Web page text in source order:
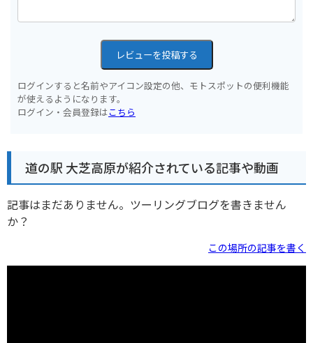
レビューを投稿する
ログインすると名前やアイコン設定の他、モトスポットの便利機能
が使えるようになります。
ログイン・会員登録はこちら
道の駅 大芝高原が紹介されている記事や動画
記事はまだありません。ツーリングブログを書きません
か？
この場所の記事を書く